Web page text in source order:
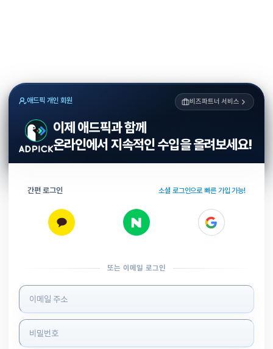
애드픽 개인 회원 비즈파트너 서비스
이제 애드픽과 함께
온라인에서 지속적인 수입을 올려보세요!
간편 로그인 소셜 로그인으로 빠른 가입 가능!
또는 이메일 로그인
로그인 정보 입력